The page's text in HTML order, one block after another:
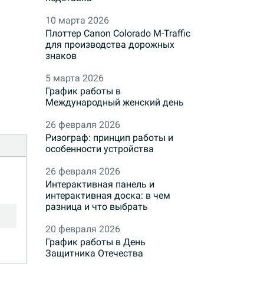
10 марта 2026
Плоттер Canon Colorado M-Traffic
для производства дорожных
знаков
5 марта 2026
График работы в
Международный женский день
26 февраля 2026
Ризограф: принцип работы и
особенности устройства
26 февраля 2026
Интерактивная панель и
интерактивная доска: в чем
разница и что выбрать
20 февраля 2026
График работы в День
Защитника Отечества